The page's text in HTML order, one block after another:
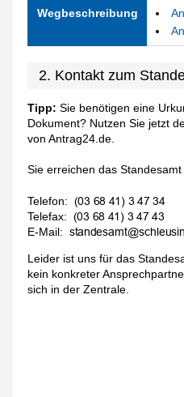
Wegbeschreibung
2. Kontakt zum
Tipp: Sie benötigen eine
Dokument? Nutzen Sie jetzt
von Antrag24.de.
Sie erreichen das
Telefon:
Telefax:
E-Mail:
Leider ist uns für das
kein konkreter
sich in der Zentrale.